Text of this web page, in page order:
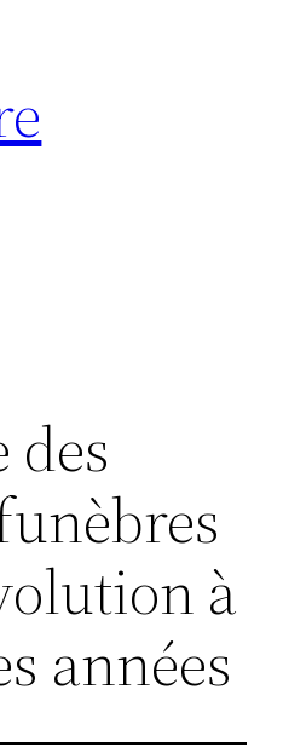
des
à
années